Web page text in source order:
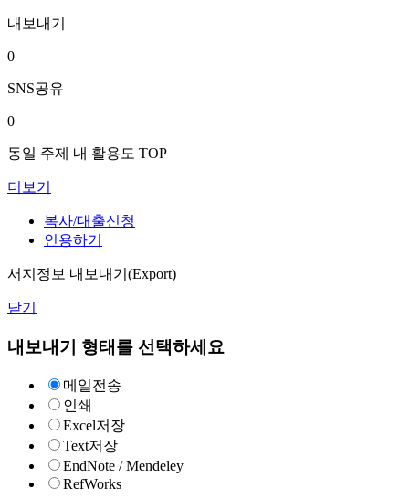
내보내기
0
SNS공유
0
동일 주제 내 활용도 TOP
더보기
복사/대출신청
인용하기
서지정보 내보내기(Export)
닫기
내보내기 형태를 선택하세요
메일전송
인쇄
Excel저장
Text저장
EndNote / Mendeley
RefWorks